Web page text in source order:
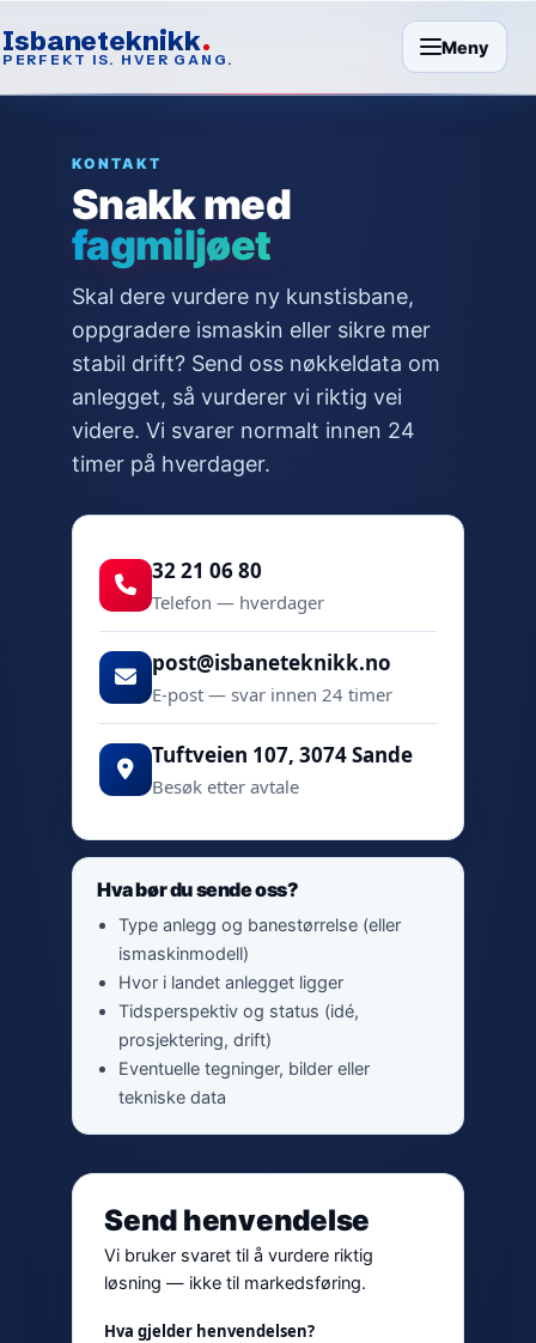
Isbaneteknikk
PERFEKT IS. HVER GANG.
Meny
KONTAKT
Snakk med
fagmiljøet
Skal dere vurdere ny kunstisbane,
oppgradere ismaskin eller sikre mer
stabil drift? Send oss nøkkeldata om
anlegget, så vurderer vi riktig vei
videre. Vi svarer normalt innen 24
timer på hverdager.
32 21 06 80
Telefon — hverdager
post@isbaneteknikk.no
E-post — svar innen 24 timer
Tuftveien 107, 3074 Sande
Besøk etter avtale
Hva bør du sende oss?
Type anlegg og banestørrelse (eller
ismaskinmodell)
Hvor i landet anlegget ligger
Tidsperspektiv og status (idé,
prosjektering, drift)
Eventuelle tegninger, bilder eller
tekniske data
Send henvendelse
Vi bruker svaret til å vurdere riktig
løsning — ikke til markedsføring.
Hva gjelder henvendelsen?